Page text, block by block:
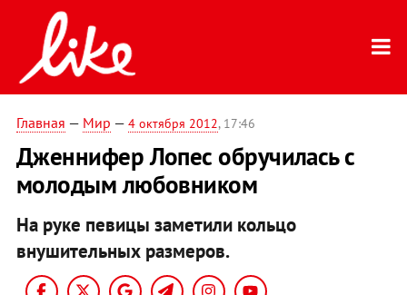
Главная — Мир — 4 октября 2012, 17:46
Дженнифер Лопес обручилась с
молодым любовником
На руке певицы заметили кольцо
внушительных размеров.